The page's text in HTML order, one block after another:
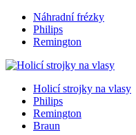
Náhradní frézky
Philips
Remington
Holicí strojky na vlasy
Philips
Remington
Braun